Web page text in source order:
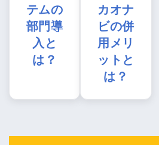
テムの
部門導
入と
は？
カオナ
ビの併
用メリ
ットと
は？